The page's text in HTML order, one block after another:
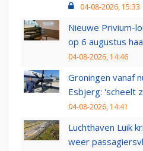
04-08-2026, 15:33
Nieuwe Privium-
op 6 augustus
04-08-2026, 14:46
Groningen vanaf
Esbjerg: 'scheelt
04-08-2026, 14:41
Luchthaven Luik
weer